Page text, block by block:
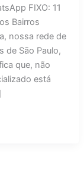
FIXO: 11
Bairros
nossa rede de
de São Paulo,
que, não
está